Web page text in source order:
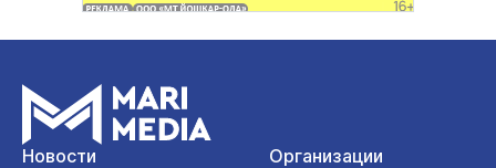
Новости
Организации